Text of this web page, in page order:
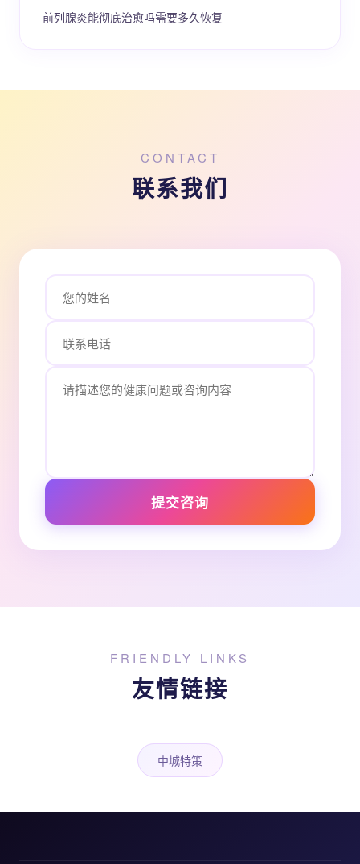
前列腺炎能彻底治愈吗需要多久恢复
CONTACT
联系我们
提交咨询
FRIENDLY LINKS
友情链接
中城特策